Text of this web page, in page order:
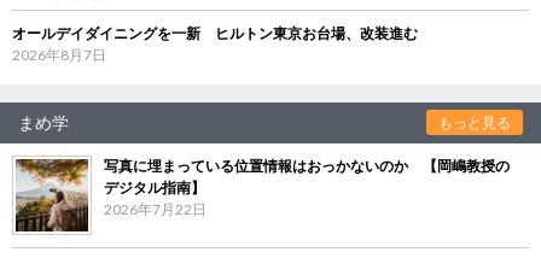
オールデイダイニングを一新 ヒルトン東京お台場、改装進む
2026年8月7日
まめ学 もっと見る
写真に埋まっている位置情報はおっかないのか 【岡嶋教授の
デジタル指南】
2026年7月22日